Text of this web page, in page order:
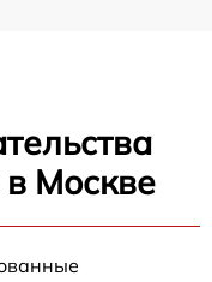
в Москве